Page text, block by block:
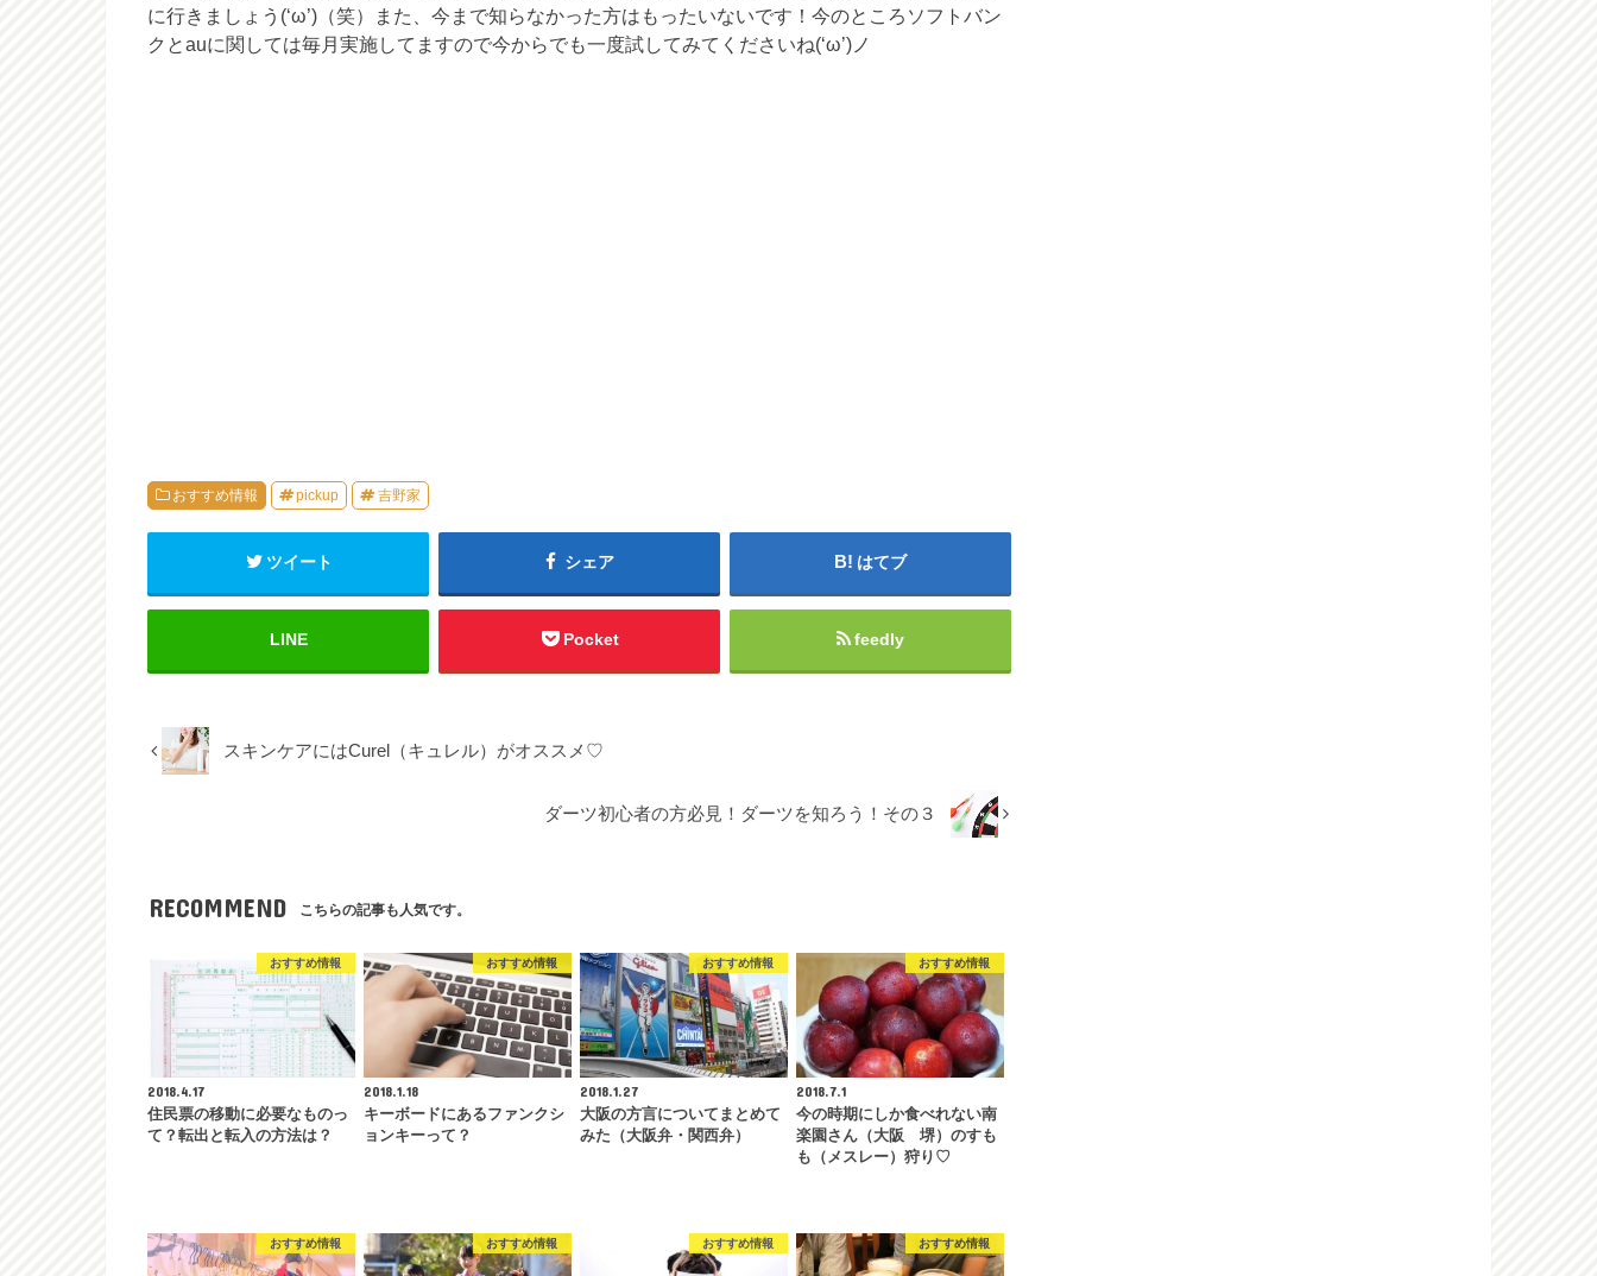
に行きましょう(‘ω’)（笑）また、今まで知らなかった方はもったいないです！今のところソフトバン
クとauに関しては毎月実施してますので今からでも一度試してみてくださいね(‘ω’)ノ
おすすめ情報 pickup 吉野家
ツイート シェア はてブ
LINE Pocket feedly
スキンケアにはCurel（キュレル）がオススメ♡
ダーツ初心者の方必見！ダーツを知ろう！その３
RECOMMEND こちらの記事も人気です。
おすすめ情報
2018.4.17
住民票の移動に必要なものっ
て？転出と転入の方法は？
おすすめ情報
2018.1.18
キーボードにあるファンクシ
ョンキーって？
おすすめ情報
2018.1.27
大阪の方言についてまとめて
みた（大阪弁・関西弁）
おすすめ情報
2018.7.1
今の時期にしか食べれない南
楽園さん（大阪 堺）のすも
も（メスレー）狩り♡
おすすめ情報 おすすめ情報 おすすめ情報 おすすめ情報